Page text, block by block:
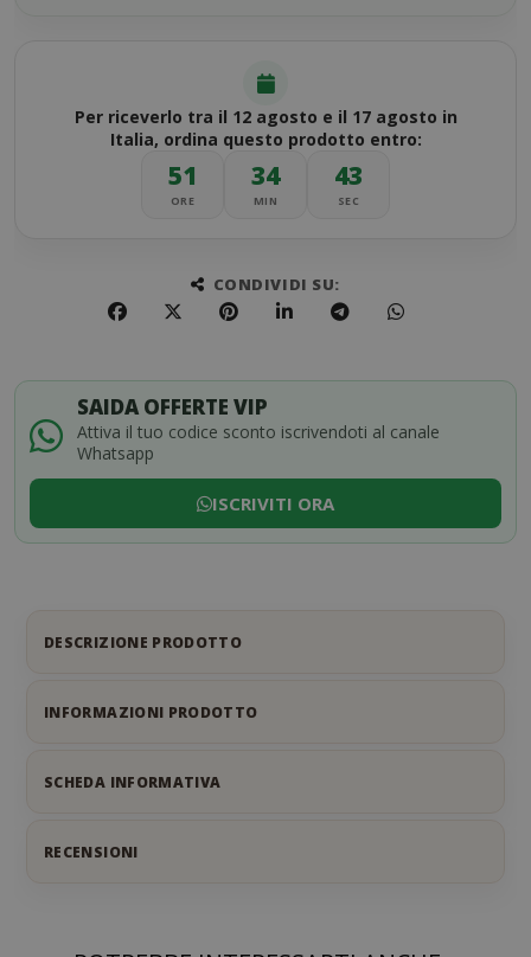
Per riceverlo tra il 12 agosto e il 17 agosto in
Italia, ordina questo prodotto entro:
51
ORE
34
MIN
42
SEC
CONDIVIDI SU:
SAIDA OFFERTE VIP
Attiva il tuo codice sconto iscrivendoti al canale
Whatsapp
ISCRIVITI ORA
DESCRIZIONE PRODOTTO
INFORMAZIONI PRODOTTO
SCHEDA INFORMATIVA
RECENSIONI